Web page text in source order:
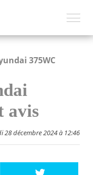
375WC
avis
28 décembre 2024 à 12:46